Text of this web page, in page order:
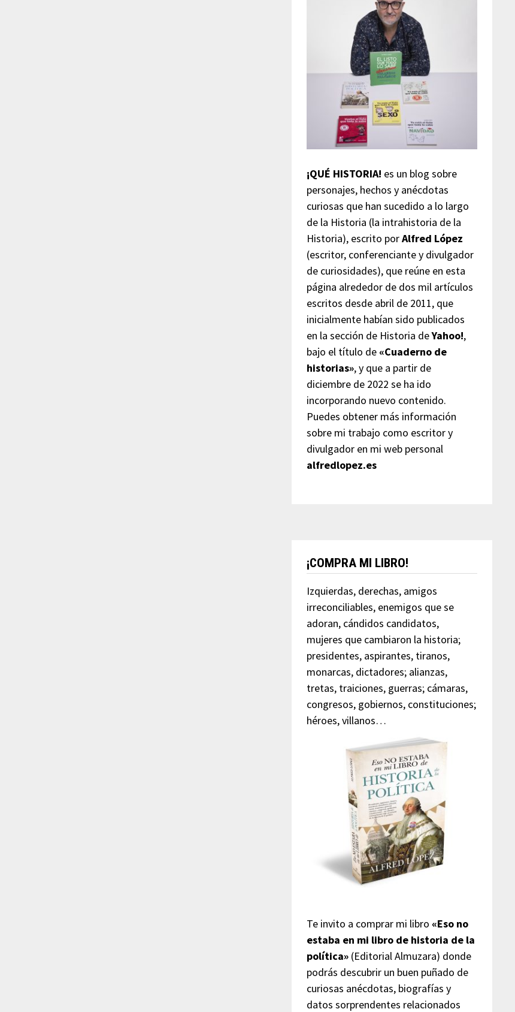
¡QUÉ HISTORIA! es un blog sobre
personajes, hechos y anécdotas
curiosas que han sucedido a lo largo
de la Historia (la intrahistoria de la
Historia), escrito porAlfred López
(escritor, conferenciante y divulgador
de curiosidades), que reúne en esta
página alrededor de dos mil artículos
escritos desde abril de 2011, que
inicialmente habían sido publicados
en la sección de Historia deYahoo!,
bajo el título de «Cuaderno de
historias», y que a partir de
diciembre de 2022 se ha ido
incorporando nuevo contenido.
Puedes obtener más información
sobre mi trabajo como escritor y
divulgador en mi web personal
alfredlopez.es
¡COMPRA MI LIBRO!
Izquierdas, derechas, amigos
irreconciliables, enemigos que se
adoran, cándidos candidatos,
mujeres que cambiaron la historia;
presidentes, aspirantes, tiranos,
monarcas, dictadores; alianzas,
tretas, traiciones, guerras; cámaras,
congresos, gobiernos, constituciones;
héroes, villanos…
Te invito a comprar mi libro «Eso no
estaba en mi libro de historia de la
política»(Editorial Almuzara) donde
podrás descubrir un buen puñado de
curiosas anécdotas, biografías y
datos sorprendentes relacionados